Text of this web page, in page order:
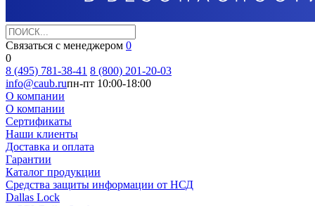
Связаться с менеджером 0
0
8 (495) 781-38-41 8 (800) 201-20-03
info@caub.ruпн-пт 10:00-18:00
О компании
О компании
Сертификаты
Наши клиенты
Доставка и оплата
Гарантии
Каталог продукции
Средства защиты информации от НСД
Dallas Lock